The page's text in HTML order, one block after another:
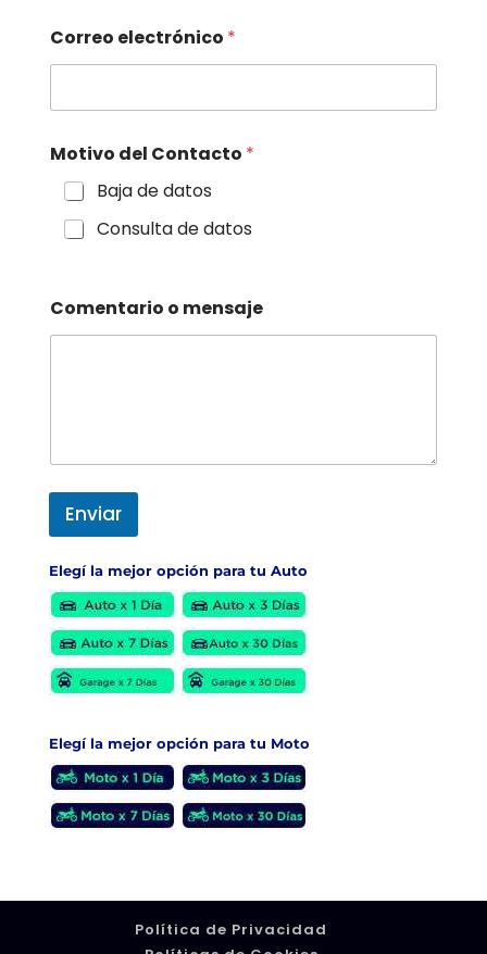
Correo electrónico *
o
m
i
C
a
r
o
e
n
s
a
j
e
Motivo del Contacto *
Baja de datos
Consulta de datos
Comentario o mensaje
Enviar
Elegí la mejor opción para tu Auto
Elegí la mejor opción para tu Moto
Política de Privacidad